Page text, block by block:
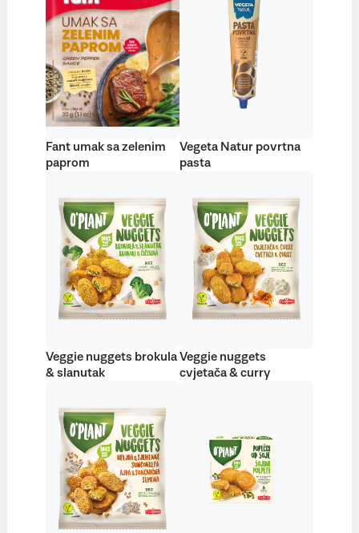
Fant umak sa zelenim
paprom
Vegeta Natur povrtna
pasta
Veggie nuggets brokula
& slanutak
Veggie nuggets
cvjetača & curry